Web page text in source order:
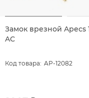
Замок врезной Apecs
AC
AP-12082